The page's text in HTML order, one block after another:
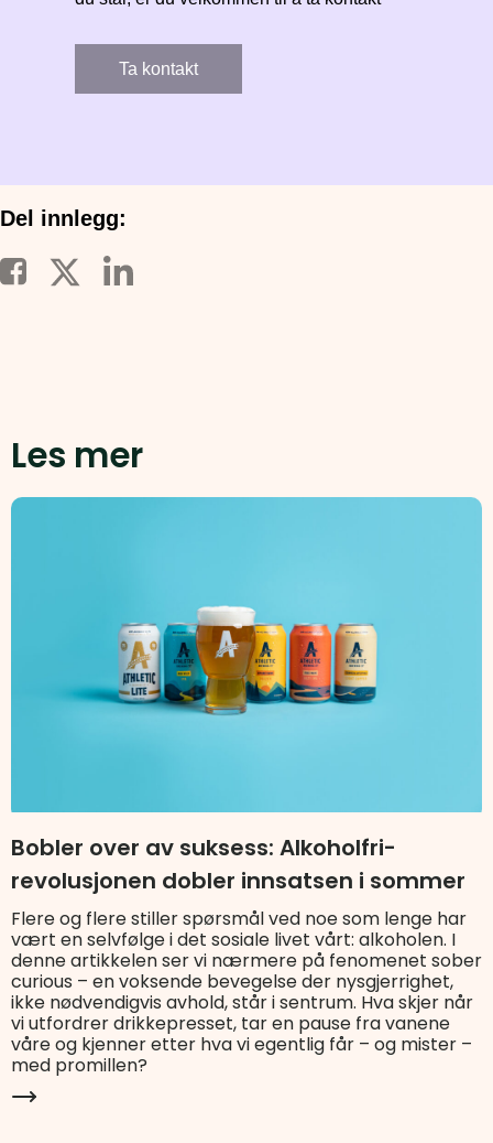
Ta kontakt
Del innlegg:
Les mer
Bobler over av suksess: Alkoholfri-
revolusjonen dobler innsatsen i sommer
Flere og flere stiller spørsmål ved noe som lenge har
vært en selvfølge i det sosiale livet vårt: alkoholen. I
denne artikkelen ser vi nærmere på fenomenet sober
curious – en voksende bevegelse der nysgjerrighet,
ikke nødvendigvis avhold, står i sentrum. Hva skjer når
vi utfordrer drikkepresset, tar en pause fra vanene
våre og kjenner etter hva vi egentlig får – og mister –
med promillen?